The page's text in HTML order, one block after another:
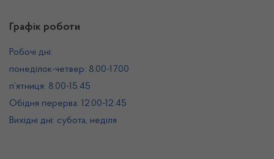
Графік роботи
Робочі дні:
понеділок-четвер: 8.00-17.00
п’ятниця: 8.00-15.45
Обідня перерва: 12.00-12.45
Вихідні дні: субота, неділя